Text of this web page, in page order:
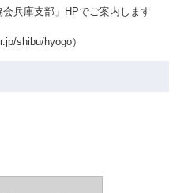
兵庫支部」HPでご案内します
shibu/hyogo）